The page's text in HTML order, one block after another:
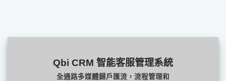
Qbi CRM 智能客服管理系統
全通路多媒體歸戶匯流，流程管理和